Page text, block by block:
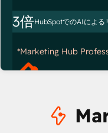
3倍HubSpotでのAIによる
*Marketing Hub